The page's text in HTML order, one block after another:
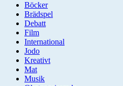
Böcker
Brädspel
Debatt
Film
International
Jodo
Kreativt
Mat
Musik